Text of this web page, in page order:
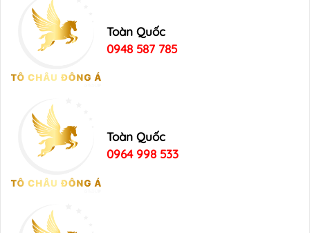
Toàn Quốc
0948 587 785
Toàn Quốc
0964 998 533